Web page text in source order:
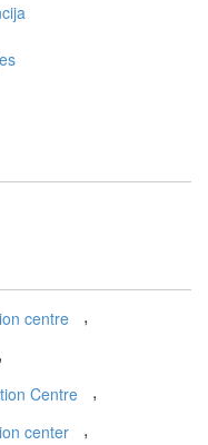
centre ,
,
Centre ,
center ,